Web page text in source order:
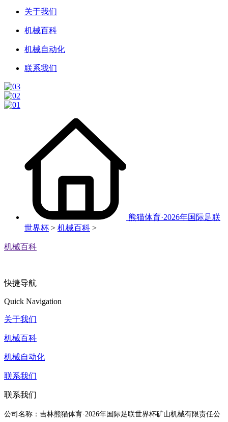
关于我们
机械百科
机械自动化
联系我们
熊猫体育·2026年国际足联
世界杯 > 机械百科 >
机械百科
快捷导航
Quick Navigation
关于我们
机械百科
机械自动化
联系我们
联系我们
公司名称：吉林熊猫体育·2026年国际足联世界杯矿山机械有限责任公